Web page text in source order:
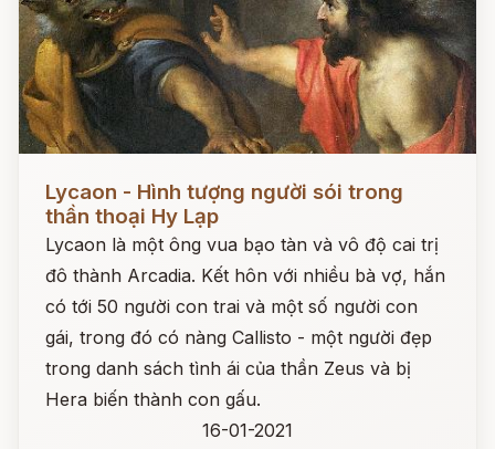
Lycaon - Hình tượng người sói trong
thần thoại Hy Lạp
Lycaon là một ông vua bạo tàn và vô độ cai trị
đô thành Arcadia. Kết hôn với nhiều bà vợ, hắn
có tới 50 người con trai và một số người con
gái, trong đó có nàng Callisto - một người đẹp
trong danh sách tình ái của thần Zeus và bị
Hera biến thành con gấu.
16-01-2021